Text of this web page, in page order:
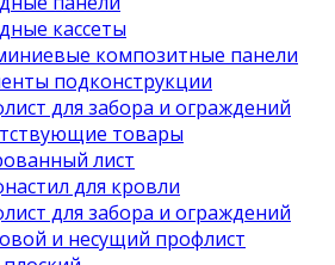
кассеты
композитные панели
подконструкции
для забора и ограждений
товары
лист
для кровли
для забора и ограждений
и несущий профлист